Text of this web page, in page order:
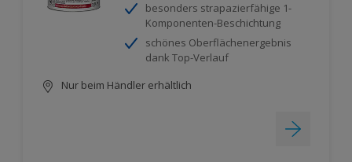
besonders strapazierfähige 1-
Komponenten-Beschichtung
schönes Oberflächenergebnis
dank Top-Verlauf
Nur beim Händler erhältlich